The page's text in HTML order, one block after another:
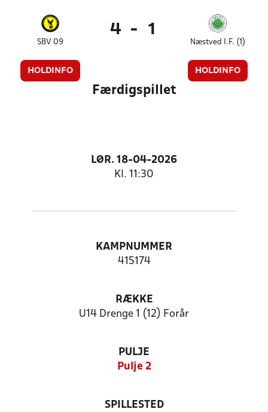
SBV 09
HOLDINFO
4 - 1
Næstved I.F. (1)
HOLDINFO
Færdigspillet
LØR. 18-04-2026
Kl. 11:30
KAMPNUMMER
415174
RÆKKE
U14 Drenge 1 (12) Forår
PULJE
Pulje 2
SPILLESTED